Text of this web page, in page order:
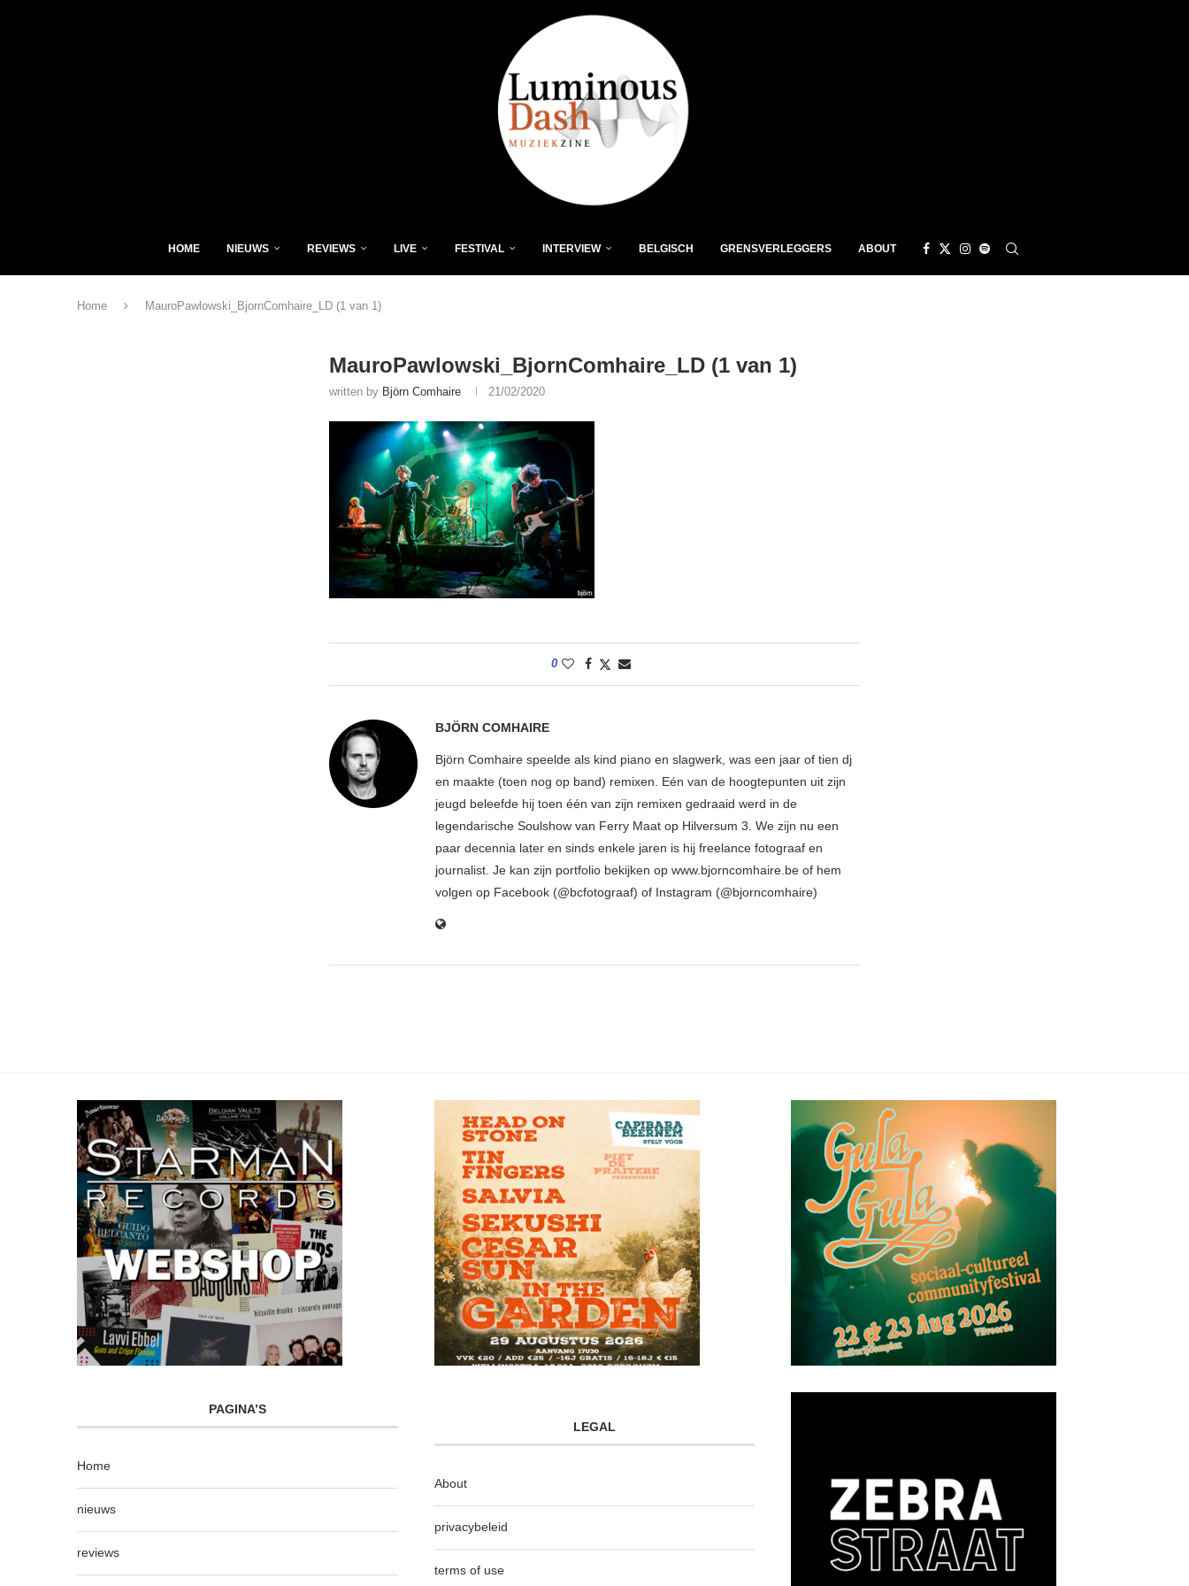
HOME NIEUWS REVIEWS LIVE FESTIVAL INTERVIEW BELGISCH GRENSVERLEGGERS ABOUT
Home MauroPawlowski_BjornComhaire_LD (1 van 1)
MauroPawlowski_BjornComhaire_LD (1 van 1)
written by Björn Comhaire 21/02/2020
0
BJÖRN COMHAIRE
Björn Comhaire speelde als kind piano en slagwerk, was een jaar of tien dj
en maakte (toen nog op band) remixen. Eén van de hoogtepunten uit zijn
jeugd beleefde hij toen één van zijn remixen gedraaid werd in de
legendarische Soulshow van Ferry Maat op Hilversum 3. We zijn nu een
paar decennia later en sinds enkele jaren is hij freelance fotograaf en
journalist. Je kan zijn portfolio bekijken op www.bjorncomhaire.be of hem
volgen op Facebook (@bcfotograaf) of Instagram (@bjorncomhaire)
PAGINA’S
Home
nieuws
reviews
LEGAL
About
privacybeleid
terms of use